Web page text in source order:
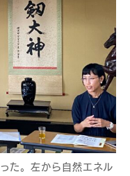
た。左から自然エネル